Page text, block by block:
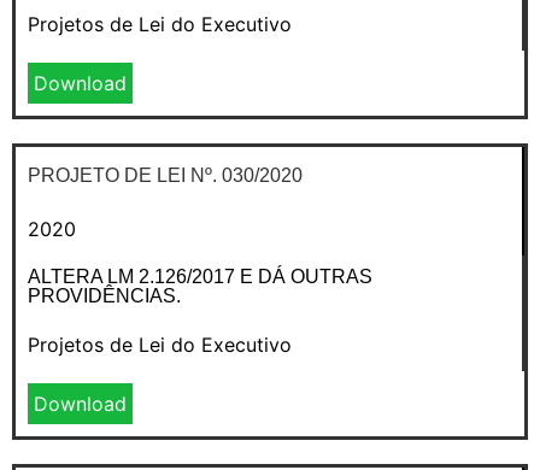
Projetos de Lei do Executivo
Download
PROJETO DE LEI Nº. 030/2020
2020
ALTERA LM 2.126/2017 E DÁ OUTRAS
PROVIDÊNCIAS.
Projetos de Lei do Executivo
Download